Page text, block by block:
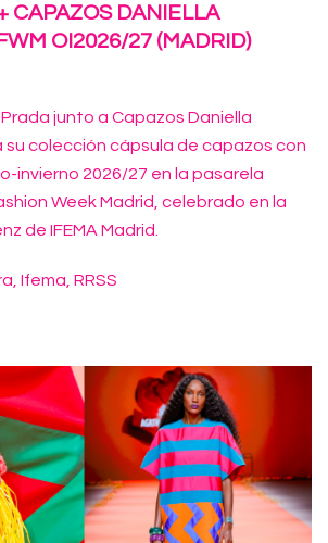
CAPAZOS DANIELLA
OI2026/27 (MADRID)
junto a Capazos Daniella
su colección cápsula de capazos con
invierno 2026/27 en la pasarela
Week Madrid, celebrado en la
de IFEMA Madrid.
Ifema, RRSS